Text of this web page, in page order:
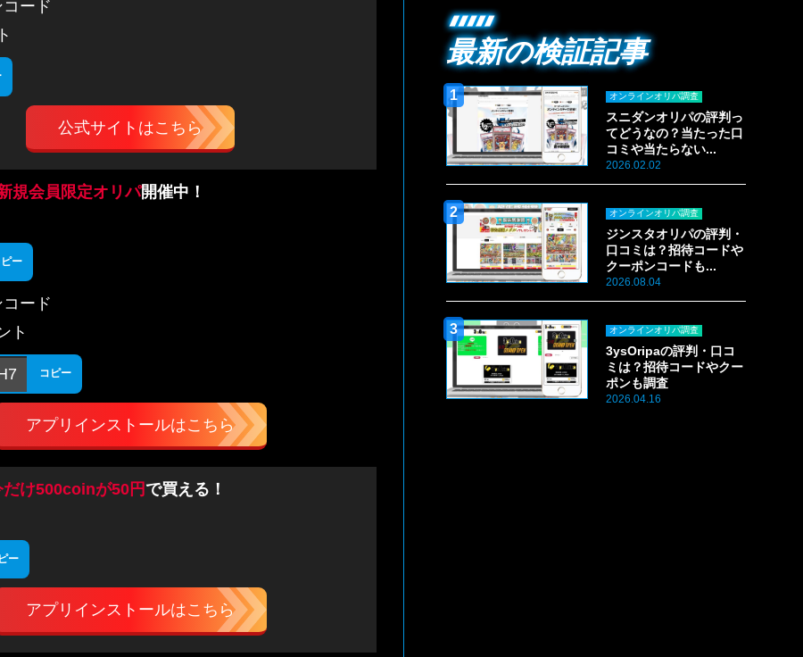
ード
公式サイトはこちら
規会員限定オリパ開催中！
ー
ード
ト
コピー
アプリインストールはこちら
だけ500coinが50円 で買える！
ー
アプリインストールはこちら
最新の検証記事
オンラインオリパ調査
スニダンオリパの評判っ
てどうなの？当たった口
コミや当たらない...
2026.02.02
オンラインオリパ調査
ジンスタオリパの評判・
口コミは？招待コードや
クーポンコードも...
2026.08.04
オンラインオリパ調査
3ysOripaの評判・口コ
ミは？招待コードやクー
ポンも調査
2026.04.16